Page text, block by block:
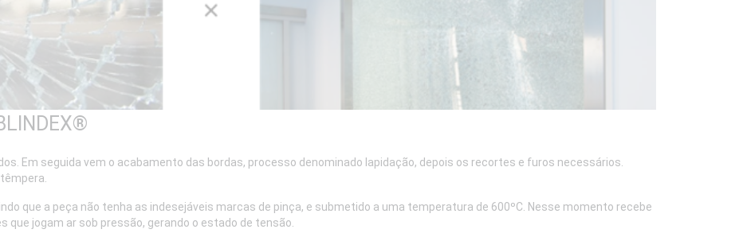
Em seguida vem o acabamento das bordas, processo denominado lapidação, depois os recortes e furos necessários.
que a peça não tenha as indesejáveis marcas de pinça, e submetido a uma temperatura de 600ºC. Nesse momento recebe
jogam ar sob pressão, gerando o estado de tensão.